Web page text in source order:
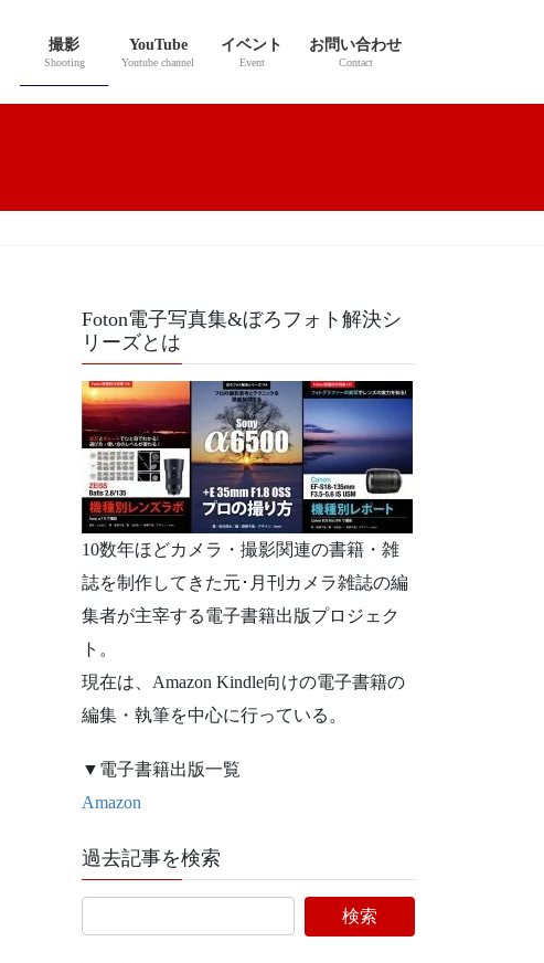
撮影
Shooting
YouTube
Youtube channel
イベント
Event
お問い合わせ
Contact
Foton電子写真集&ぼろフォト解決シ
リーズとは
10数年ほどカメラ・撮影関連の書籍・雑
誌を制作してきた元･月刊カメラ雑誌の編
集者が主宰する電子書籍出版プロジェク
ト。
現在は、Amazon Kindle向けの電子書籍の
編集・執筆を中心に行っている。
▼電子書籍出版一覧
Amazon
過去記事を検索